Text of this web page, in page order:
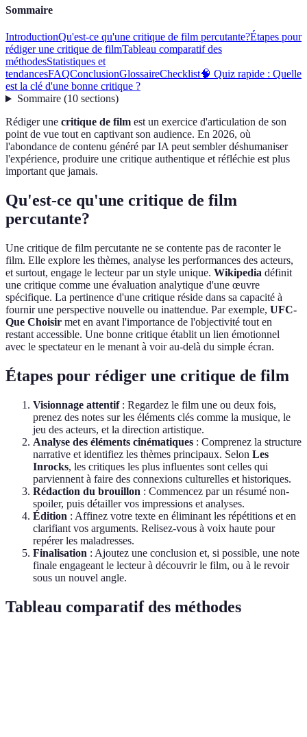
Sommaire
IntroductionQu'est-ce qu'une critique de film percutante?Étapes pour
rédiger une critique de filmTableau comparatif des
méthodesStatistiques et
tendancesFAQConclusionGlossaireChecklist🧠 Quiz rapide : Quelle
est la clé d'une bonne critique ?
Sommaire(10 sections)
Rédiger une critique de film est un exercice d'articulation de son
point de vue tout en captivant son audience. En 2026, où
l'abondance de contenu généré par IA peut sembler déshumaniser
l'expérience, produire une critique authentique et réfléchie est plus
important que jamais.
Qu'est-ce qu'une critique de film
percutante?
Une critique de film percutante ne se contente pas de raconter le
film. Elle explore les thèmes, analyse les performances des acteurs,
et surtout, engage le lecteur par un style unique. Wikipedia définit
une critique comme une évaluation analytique d'une œuvre
spécifique. La pertinence d'une critique réside dans sa capacité à
fournir une perspective nouvelle ou inattendue. Par exemple, UFC-
Que Choisir met en avant l'importance de l'objectivité tout en
restant accessible. Une bonne critique établit un lien émotionnel
avec le spectateur en le menant à voir au-delà du simple écran.
Étapes pour rédiger une critique de film
Visionnage attentif: Regardez le film une ou deux fois,
prenez des notes sur les éléments clés comme la musique, le
jeu des acteurs, et la direction artistique.
Analyse des éléments cinématiques : Comprenez la structure
narrative et identifiez les thèmes principaux. Selon Les
Inrocks, les critiques les plus influentes sont celles qui
parviennent à faire des connexions culturelles et historiques.
Rédaction du brouillon : Commencez par un résumé non-
spoiler, puis détailler vos impressions et analyses.
Édition : Affinez votre texte en éliminant les répétitions et en
clarifiant vos arguments. Relisez-vous à voix haute pour
repérer les maladresses.
Finalisation : Ajoutez une conclusion et, si possible, une note
finale engageant le lecteur à découvrir le film, ou à le revoir
sous un nouvel angle.
Tableau comparatif des méthodes